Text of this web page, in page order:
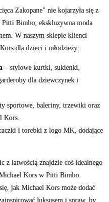
Zakopane" nie kojarzyła się z
Bimbo, ekskluzywna moda
W naszym sklepie klienci
dla dzieci i młodzieży:
– stylowe kurtki, sukienki,
dla dziewczynek i
sportowe, baleriny, trzewiki oraz
Kors.
i torebki z logo MK, dodające
łatwością znajdzie coś idealnego
Kors w Pitti Bimbo.
jak Michael Kors może dodać
luksusem i spraw, by